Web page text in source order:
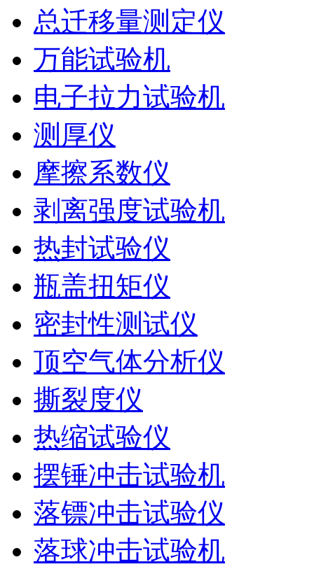
总迁移量测定仪
万能试验机
电子拉力试验机
测厚仪
摩擦系数仪
剥离强度试验机
热封试验仪
瓶盖扭矩仪
密封性测试仪
顶空气体分析仪
撕裂度仪
热缩试验仪
摆锤冲击试验机
落镖冲击试验仪
落球冲击试验机